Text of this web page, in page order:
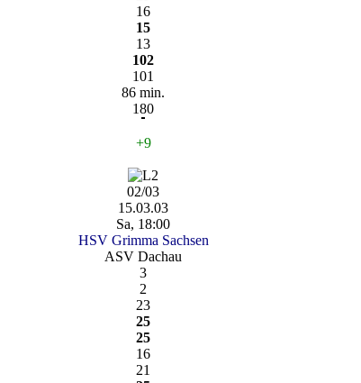
16
15
13
102
101
86 min.
180
+9
02/03
15.03.03
Sa, 18:00
HSV Grimma Sachsen
ASV Dachau
3
2
23
25
25
16
21